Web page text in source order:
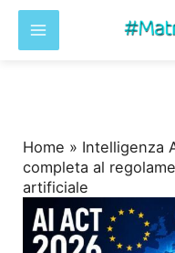
Home » Intelligenza
completa al
artificiale